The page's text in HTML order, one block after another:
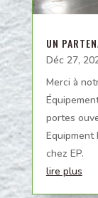
UN
Déc 27,
Merci à
portes
Equipment
chez EP.
lire plus